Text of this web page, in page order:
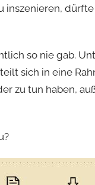
inszenieren,
so nie gab.
sich in eine
zu tun haben,